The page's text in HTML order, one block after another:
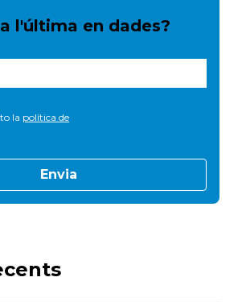
l'última en dades?
la política de